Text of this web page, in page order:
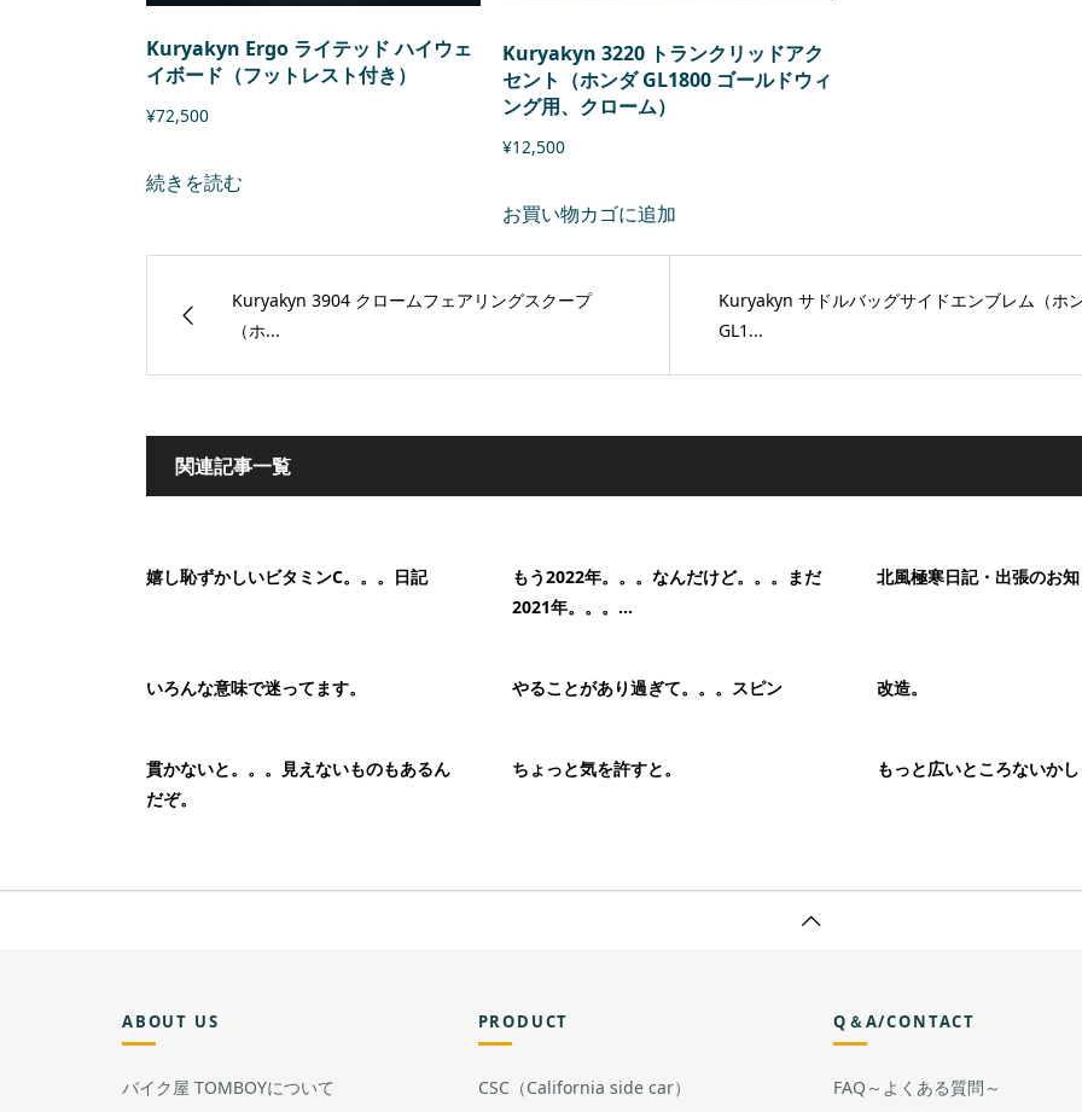
Kuryakyn Ergo ライテッド ハイウェ
イボード（フットレスト付き）
¥72,500
続きを読む
Kuryakyn 3220 トランクリッドアク
セント（ホンダ GL1800 ゴールドウィ
ング用、クローム）
¥12,500
お買い物カゴに追加
Kuryakyn 3904 クロームフェアリングスクープ
（ホ...
Kuryakyn サドルバッグサイドエンブレム（ホ
GL1...
関連記事一覧
嬉し恥ずかしいビタミンC。。。日記
もう2022年。。。なんだけど。。。まだ
2021年。。。...
北風極寒日記・出張のお
いろんな意味で迷ってます。 やることがあり過ぎて。。。スピン 改造。
貫かないと。。。見えないものもあるん
だぞ。
ちょっと気を許すと。 もっと広いところないか
ABOUT US
バイク屋 TOMBOYについて
PRODUCT
CSC（California side car）
Q＆A/CONTACT
FAQ～よくある質問～